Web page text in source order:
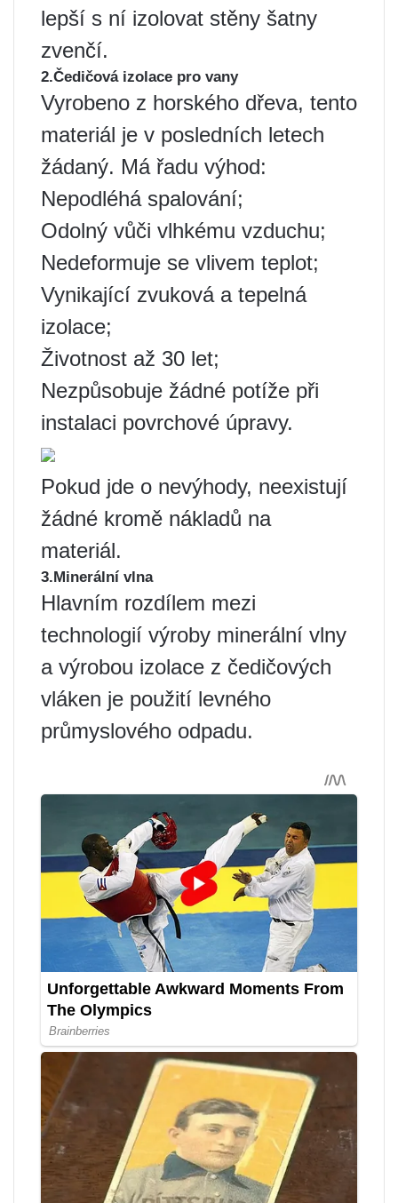
lepší s ní izolovat stěny šatny
zvenčí.
2.Čedičová izolace pro vany
Vyrobeno z horského dřeva, tento
materiál je v posledních letech
žádaný. Má řadu výhod:
Nepodléhá spalování;
Odolný vůči vlhkému vzduchu;
Nedeformuje se vlivem teplot;
Vynikající zvuková a tepelná
izolace;
Životnost až 30 let;
Nezpůsobuje žádné potíže při
instalaci povrchové úpravy.
Pokud jde o nevýhody, neexistují
žádné kromě nákladů na
materiál.
3.Minerální vlna
Hlavním rozdílem mezi
technologií výroby minerální vlny
a výrobou izolace z čedičových
vláken je použití levného
průmyslového odpadu.